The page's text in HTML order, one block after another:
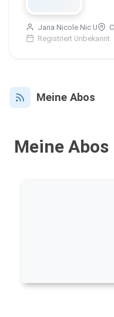
Jana Nicole Nic U
Registriert Unbekannt
Meine Abos
Meine Abos